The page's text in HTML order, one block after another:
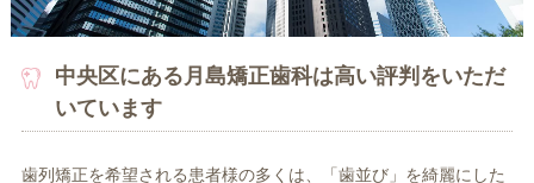
中央区にある月島矯正歯科は高い評判をいただ
いています
歯列矯正を希望される患者様の多くは、「歯並び」を綺麗にした